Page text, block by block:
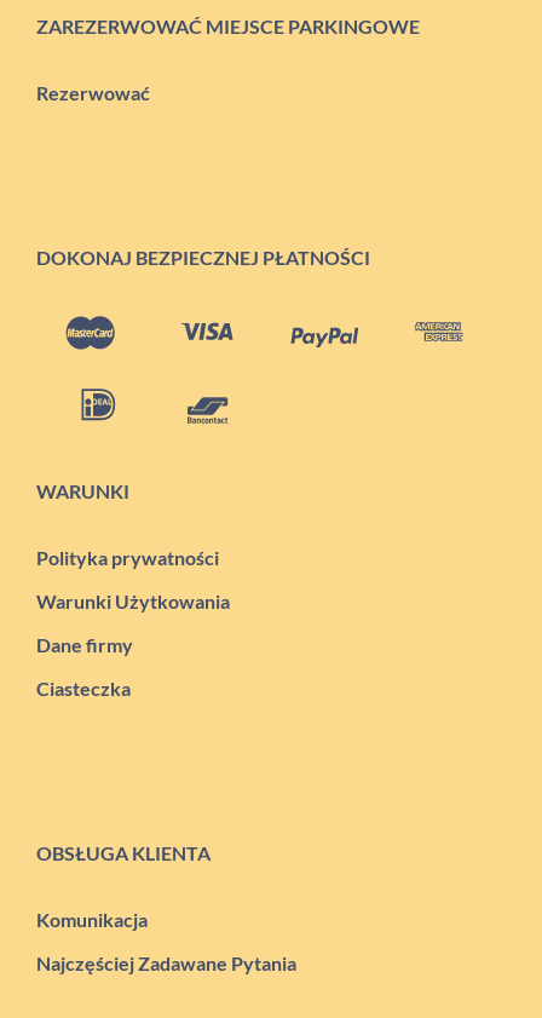
ZAREZERWOWAĆ MIEJSCE PARKINGOWE
Rezerwować
DOKONAJ BEZPIECZNEJ PŁATNOŚCI
WARUNKI
Polityka prywatności
Warunki Użytkowania
Dane firmy
Ciasteczka
OBSŁUGA KLIENTA
Komunikacja
Najczęściej Zadawane Pytania